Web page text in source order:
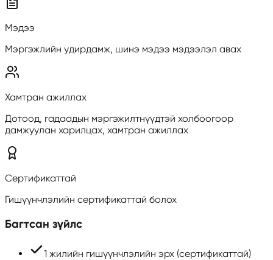
Мэдээ
Мэргэжлийн удирдамж, шинэ мэдээ мэдээлэл авах
Хамтран ажиллах
Дотоод, гадаадын мэргэжилтнүүдтэй холбоогоор
дамжуулан харилцах, хамтран ажиллах
Сертификаттай
Гишүүнчлэлийн сертификаттай болох
Багтсан зүйлс
1 жилийн гишүүнчлэлийн эрх (сертификаттай)